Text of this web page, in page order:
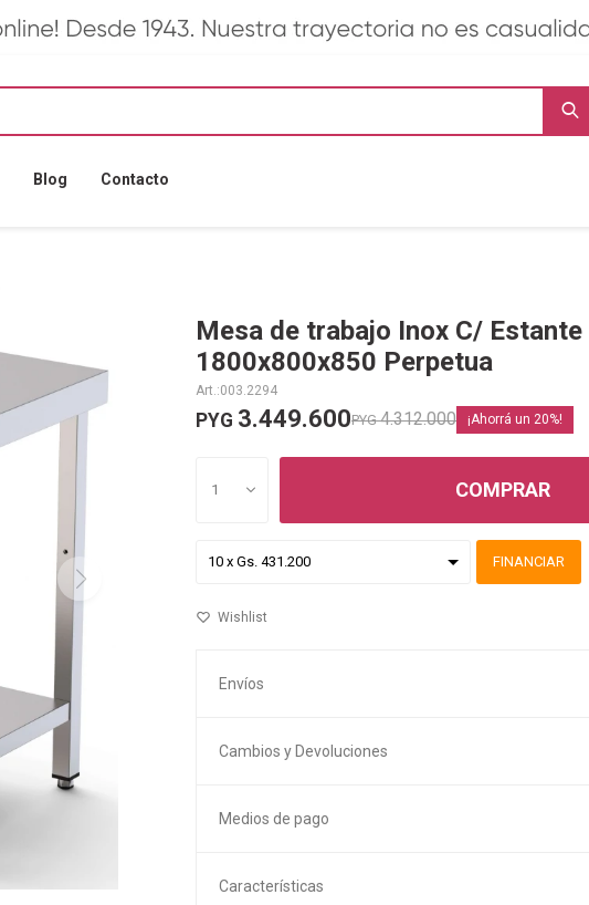
Blog Contacto
Mesa de trabajo Inox C/ Estante
1800x800x850 Perpetua
003.2294
PYG 3.449.600PYG 4.312.000 20
1 COMPRAR
FINANCIAR
Envíos
Cambios y Devoluciones
Medios de pago
Características